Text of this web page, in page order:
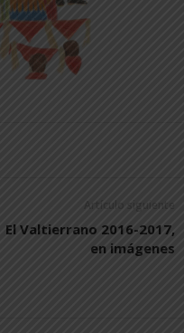
Artículo siguiente
El Valtierrano 2016-2017,
en imágenes